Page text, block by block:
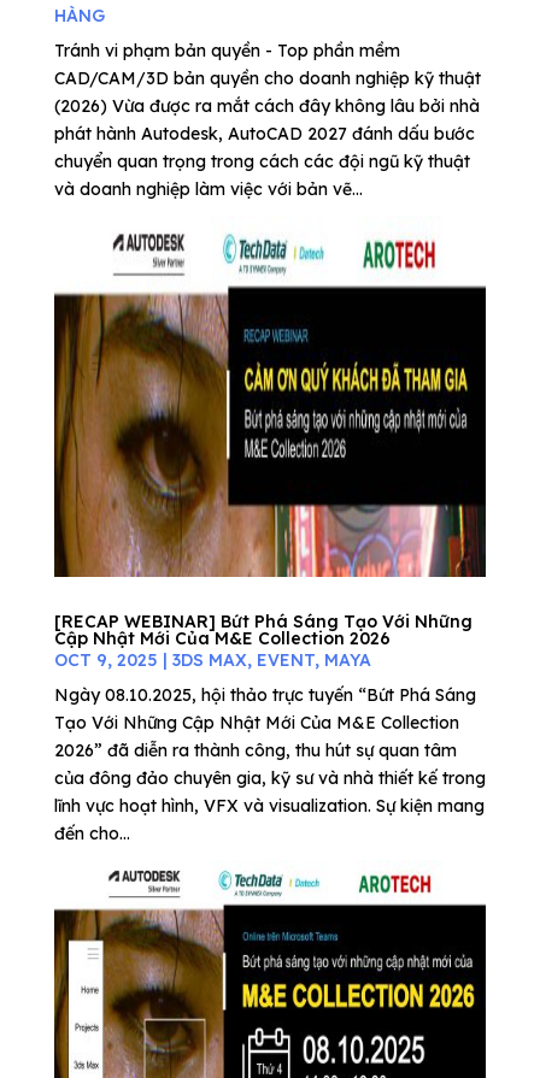
HÀNG
Tránh vi phạm bản quyền - Top phần mềm
CAD/CAM/3D bản quyền cho doanh nghiệp kỹ thuật
(2026) Vừa được ra mắt cách đây không lâu bởi nhà
phát hành Autodesk, AutoCAD 2027 đánh dấu bước
chuyển quan trọng trong cách các đội ngũ kỹ thuật
và doanh nghiệp làm việc với bản vẽ...
[RECAP WEBINAR] Bứt Phá Sáng Tạo Với Những
Cập Nhật Mới Của M&E Collection 2026
OCT 9, 2025 | 3DS MAX, EVENT, MAYA
Ngày 08.10.2025, hội thảo trực tuyến “Bứt Phá Sáng
Tạo Với Những Cập Nhật Mới Của M&E Collection
2026” đã diễn ra thành công, thu hút sự quan tâm
của đông đảo chuyên gia, kỹ sư và nhà thiết kế trong
lĩnh vực hoạt hình, VFX và visualization. Sự kiện mang
đến cho...